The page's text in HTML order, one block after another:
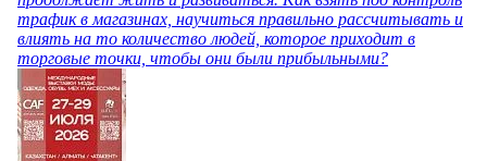
трафик в магазинах, научиться правильно рассчитывать и
влиять на то количество людей, которое приходит в
торговые точки, чтобы они были прибыльными?